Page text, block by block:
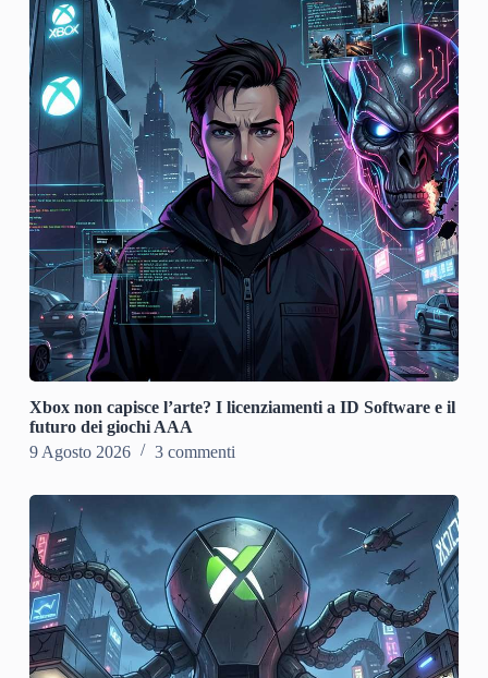
Xbox non capisce l’arte? I licenziamenti a ID Software e il
futuro dei giochi AAA
9 Agosto 2026
3 commenti